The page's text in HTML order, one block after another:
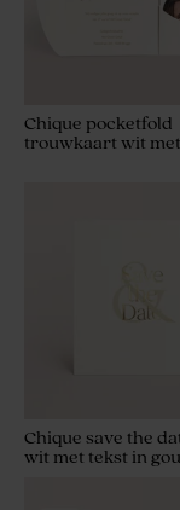
Chique pocketfold
trouwkaart wit
Chique save the
wit met tekst in